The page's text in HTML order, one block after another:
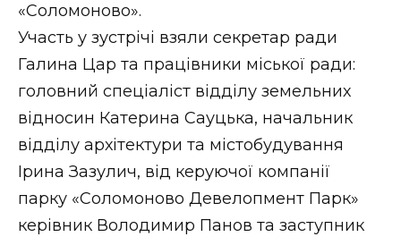
ЗАКАРПАТСЬКІ НОВИНИ
НОВИНИ ЗАХІДНОЇ УКРАЇНИ
ФОТО
«Соломоново».
Участь у зустрічі взяли секретар ради
Галина Цар та працівники міської ради:
головний спеціаліст відділу земельних
відносин Катерина Сауцька, начальник
відділу архітектури та містобудування
Ірина Зазулич, від керуючої компанії
парку «Соломоново Девелопмент Парк»
керівник Володимир Панов та заступник